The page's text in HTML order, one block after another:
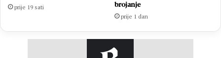
prije 19 sati
brojanje
prije 1 dan